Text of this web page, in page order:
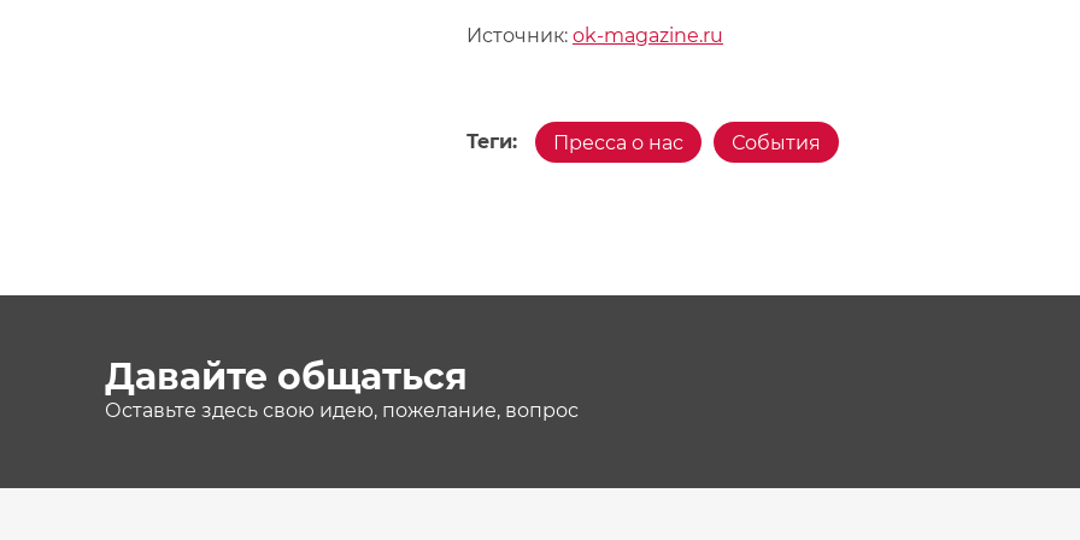
Источник: ok-magazine.ru
Теги: Пресса о нас События
Давайте общаться
Оставьте здесь свою идею, пожелание, вопрос